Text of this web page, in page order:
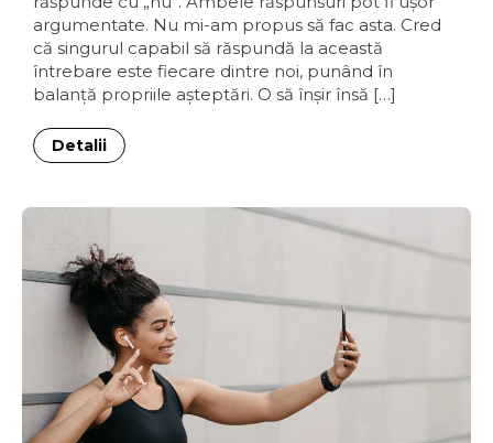
argumentate. Nu mi-am propus să fac asta. Cred
că singurul capabil să răspundă la această
întrebare este fiecare dintre noi, punând în
balanţă propriile aşteptări. O să înşir însă […]
Detalii